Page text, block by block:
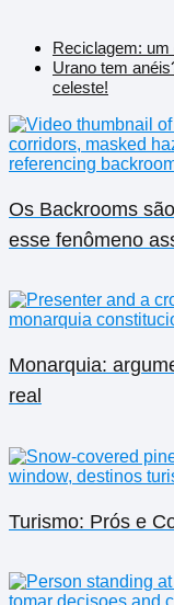
Reciclagem:
Urano tem
celeste!
Os Backrooms
esse fenômeno
Monarquia:
real
Turismo: Prós e